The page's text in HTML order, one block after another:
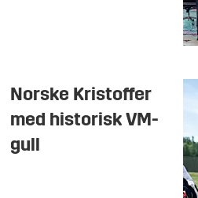
Norske Kristoffer
med historisk VM-
gull